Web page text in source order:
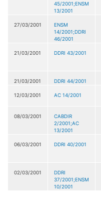
45/2001;ENSM
13/2001
27/03/2001
ENSM
14/2001;DDRI
46/2001
21/03/2001 DDRI 43/2001
21/03/2001 DDRI 44/2001
12/03/2001 AC 14/2001
08/03/2001
CABDIR
2/2001;AC
13/2001
06/03/2001 DDRI 40/2001
02/03/2001
DDRI
37/2001;ENSM
10/2001